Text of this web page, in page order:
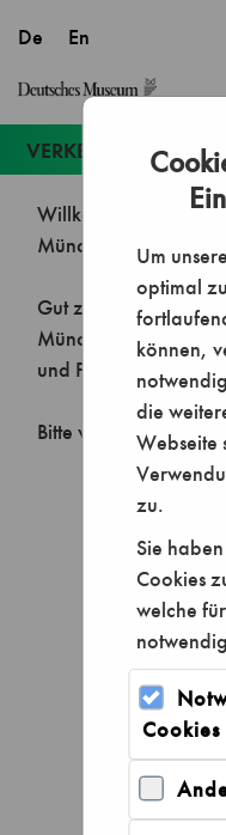
Um
optimal
können,
die
Webseite
zu.
Sie
Cookies
welche
Cookies